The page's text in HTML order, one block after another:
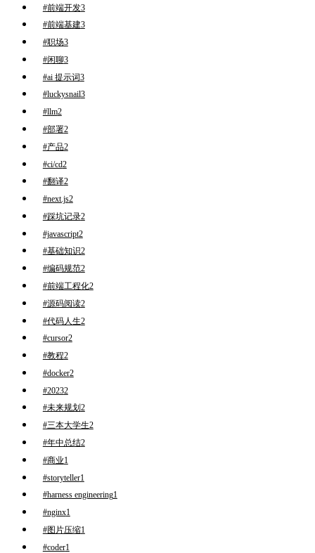
#前端开发3
#前端基建3
#职场3
#闲聊3
#ai 提示词3
#luckysnail3
#llm2
#部署2
#产品2
#ci/cd2
#翻译2
#next.js2
#踩坑记录2
#javascript2
#基础知识2
#编码规范2
#前端工程化2
#源码阅读2
#代码人生2
#cursor2
#教程2
#docker2
#20232
#未来规划 2
#三本大学生2
#年中总结2
#商业1
#storyteller1
#harness engineering1
#nginx1
#图片压缩1
#coder1